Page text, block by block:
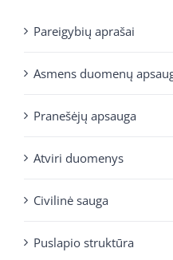
Pareigybių aprašai
Asmens duomenų
Pranešėjų apsauga
Atviri duomenys
Civilinė sauga
Puslapio struktūra